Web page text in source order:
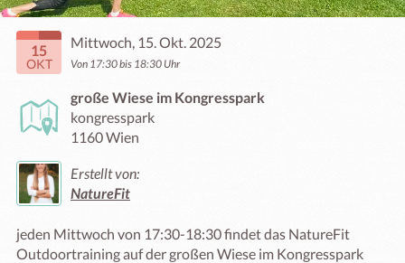
15
OKT
Mittwoch, 15. Okt. 2025
Von 17:30 bis 18:30 Uhr
große Wiese im Kongresspark
kongresspark
1160 Wien
Erstellt von:
NatureFit
jeden Mittwoch von 17:30-18:30 findet das NatureFit
Outdoortraining auf der großen Wiese im Kongresspark